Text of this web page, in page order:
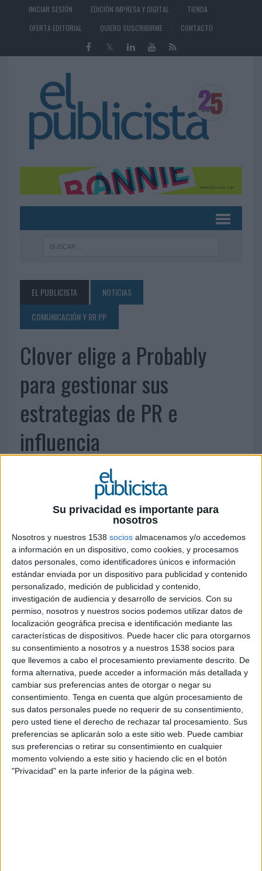
Su privacidad es importante para
nosotros
Nosotros y nuestros 1538 socios almacenamos y/o accedemos
a información en un dispositivo, como cookies, y procesamos
datos personales, como identificadores únicos e información
estándar enviada por un dispositivo para publicidad y contenido
personalizado, medición de publicidad y contenido,
investigación de audiencia y desarrollo de servicios. Con su
permiso, nosotros y nuestros socios podemos utilizar datos de
localización geográfica precisa e identificación mediante las
características de dispositivos. Puede hacer clic para otorgarnos
su consentimiento a nosotros y a nuestros 1538 socios para
que llevemos a cabo el procesamiento previamente descrito. De
forma alternativa, puede acceder a información más detallada y
cambiar sus preferencias antes de otorgar o negar su
consentimiento. Tenga en cuenta que algún procesamiento de
sus datos personales puede no requerir de su consentimiento,
pero usted tiene el derecho de rechazar tal procesamiento. Sus
preferencias se aplicarán solo a este sitio web. Puede cambiar
sus preferencias o retirar su consentimiento en cualquier
momento volviendo a este sitio y haciendo clic en el botón
"Privacidad" en la parte inferior de la página web.
INICIAR SESIÓN EDICIÓN IMPRESA Y DIGITAL
TIENDA
OFERTA EDITORIAL
QUIERO SUSCRIBIRME CONTACTO
EL PUBLICISTA
NOTICIAS
COMUNICACIÓN Y RR.PP.
Clover elige a Probably
para gestionar sus
estrategias de PR e
influencia
17 DE JUNIO DE 2026
El modelo de suscripción de e-Bikes confía
en Probably, agencia que incorpora a Adam
Díaz Dalmau como director de cuentas y
refuerza su presencia mediterránea
Clover, empresa valenciana especializada en un
modelo de suscripción de bicicletas eléctricas, ha
elegido aProbablypara desarrollar e
implementar sus estrategias de PR e influencia
tanto a nivel local como nacional. Los distintos
equipos de la agencia colaborarán con el
departamento de marketing de la compañía para
lanzar el nuevo modelo de movilidad.